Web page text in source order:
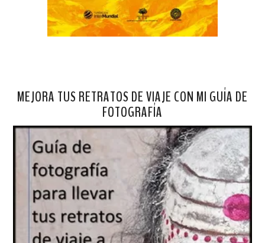
MEJORA TUS RETRATOS DE VIAJE CON MI GUÍA DE
FOTOGRAFÍA